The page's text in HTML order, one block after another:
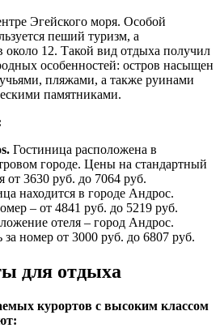
Эгейского моря. Особой
пеший туризм, а
12. Такой вид отдыха получил
особенностей: остров насыщен
пляжами, а также руинами
памятниками.
Гостиница расположена в
городе. Цены на стандартный
от 3630 руб. до 7064 руб.
находится в городе Андрос.
– от 4841 руб. до 5219 руб.
отеля – город Андрос.
за номер от 3000 руб. до 6807 руб.
для отдыха
курортов с высоким классом